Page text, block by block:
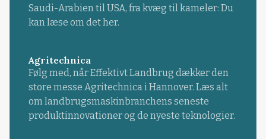
Saudi-Arabien til USA, fra kvæg til kameler: Du
kan læse om det her.
Agritechnica
Følg med, når Effektivt Landbrug dækker den
store messe Agritechnica i Hannover. Læs alt
om landbrugsmaskinbranchens seneste
produktinnovationer og de nyeste teknologier.